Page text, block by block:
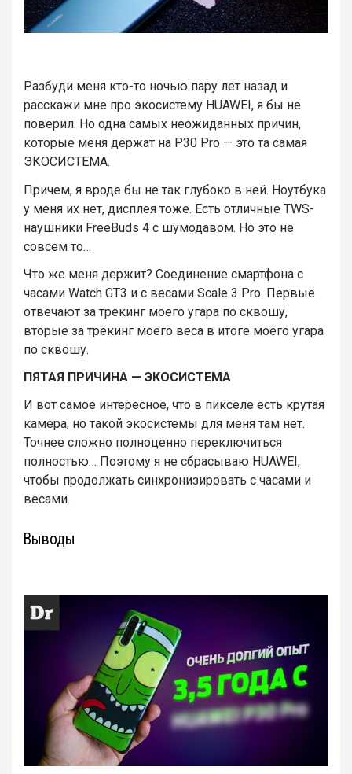
Разбуди меня кто-то ночью пару лет назад и
расскажи мне про экосистему HUAWEI, я бы не
поверил. Но одна самых неожиданных причин,
которые меня держат на P30 Pro — это та самая
ЭКОСИСТЕМА.
Причем, я вроде бы не так глубоко в ней. Ноутбука
у меня их нет, дисплея тоже. Есть отличные TWS-
наушники FreeBuds 4 с шумодавом. Но это не
совсем то…
Что же меня держит? Соединение смартфона с
часами Watch GT3 и с весами Scale 3 Pro. Первые
отвечают за трекинг моего угара по сквошу,
вторые за трекинг моего веса в итоге моего угара
по сквошу.
ПЯТАЯ ПРИЧИНА — ЭКОСИСТЕМА
И вот самое интересное, что в пикселе есть крутая
камера, но такой экосистемы для меня там нет.
Точнее сложно полноценно переключиться
полностью… Поэтому я не сбрасываю HUAWEI,
чтобы продолжать синхронизировать с часами и
весами.
Выводы